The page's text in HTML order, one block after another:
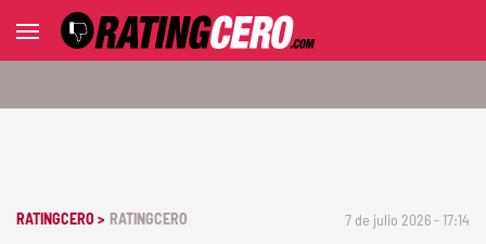
RATINGCERO > RATINGCERO 7 de julio 2026 - 17:14